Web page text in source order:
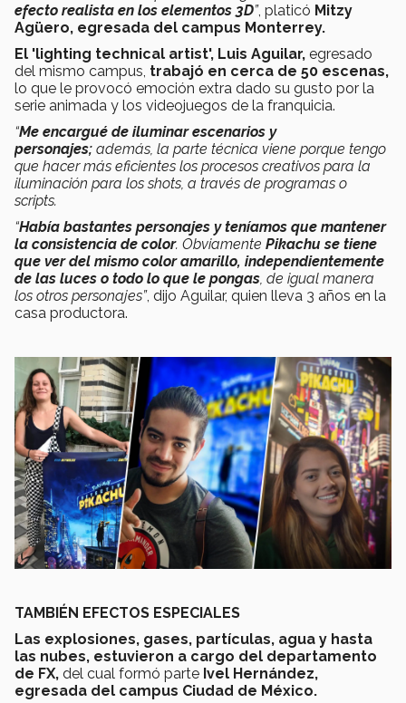
efecto realista en los elementos 3D”, platicó Mitzy
Agüero, egresada del campus Monterrey.
El 'lighting technical artist', Luis Aguilar, egresado
del mismo campus, trabajó en cerca de 50 escenas,
lo que le provocó emoción extra dado su gusto por la
serie animada y los videojuegos de la franquicia.
“Me encargué de iluminar escenarios y
personajes; además, la parte técnica viene porque tengo
que hacer más eficientes los procesos creativos para la
iluminación para los shots, a través de programas o
scripts.
“Había bastantes personajes y teníamos que mantener
la consistencia de color. Obviamente Pikachu se tiene
que ver del mismo color amarillo, independientemente
de las luces o todo lo que le pongas , de igual manera
los otros personajes”, dijo Aguilar, quien lleva 3 años en la
casa productora.
TAMBIÉN EFECTOS ESPECIALES
Las explosiones, gases, partículas, agua y hasta
las nubes, estuvieron a cargo del departamento
de FX, del cual formó parte Ivel Hernández,
egresada del campus Ciudad de México.